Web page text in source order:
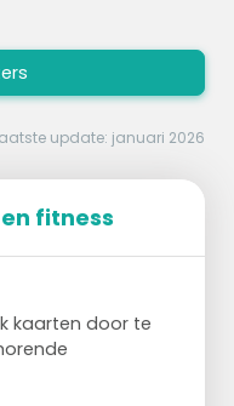
update: januari 2026
fitness
kaarten door te